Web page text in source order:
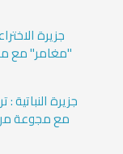
جزيرة
"مغامر" مع
جزيرة
مع مجوعة